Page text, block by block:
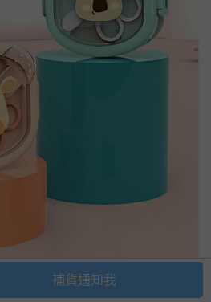
補貨通知我